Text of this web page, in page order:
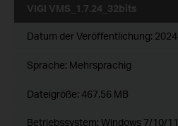
VIGI VMS_1.7.24_32bits
Datum der Veröffentlichung:
Sprache: Mehrsprachig
Dateigröße: 467.56 MB
Betriebssystem: Windows 7/10/